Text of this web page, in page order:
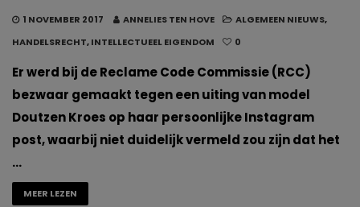
1 NOVEMBER 2017 ANNELIES TEN HOVE ALGEMEEN NIEUWS,
HANDELSRECHT,INTELLECTUEEL EIGENDOM 0
Er werd bij de Reclame Code Commissie (RCC)
bezwaar gemaakt tegen een uiting van model
Doutzen Kroes op haar persoonlijke Instagram
post, waarbij niet duidelijk vermeld zou zijn dat het
…
MEER LEZEN